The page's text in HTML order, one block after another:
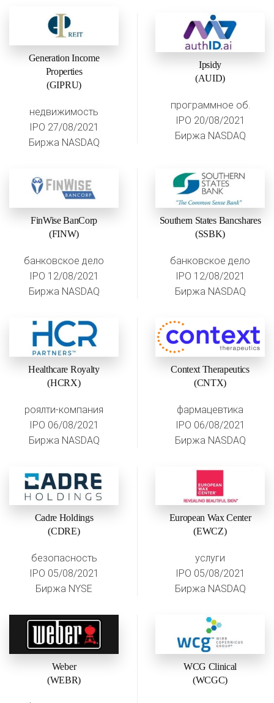
Generation Income
Properties
(GIPRU)
недвижимость
IPO 27/08/2021
Биржа NASDAQ
Ipsidy
(AUID)
программное об.
IPO 20/08/2021
Биржа NASDAQ
FinWise BanCorp
(FINW)
банковское дело
IPO 12/08/2021
Биржа NASDAQ
Southern States Bancshares
(SSBK)
банковское дело
IPO 12/08/2021
Биржа NASDAQ
Healthcare Royalty
(HCRX)
роялти-компания
IPO 06/08/2021
Биржа NASDAQ
Context Therapeutics
(CNTX)
фармацевтика
IPO 06/08/2021
Биржа NASDAQ
Cadre Holdings
(CDRE)
безопасность
IPO 05/08/2021
Биржа NYSE
European Wax Center
(EWCZ)
услуги
IPO 05/08/2021
Биржа NASDAQ
Weber
(WEBR)
WCG Clinical
(WCGC)